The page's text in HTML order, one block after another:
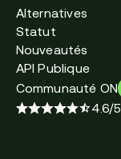
Alternatives
Statut
Nouveautés
API Publique
Communauté ON
4.6/5